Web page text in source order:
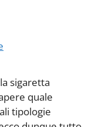
sigaretta
quale
tipologie